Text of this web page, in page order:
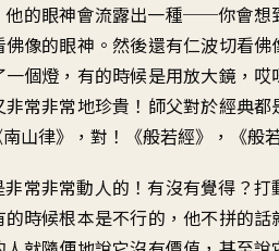
他的眼神會流露出一種──你會想
像的眼神 。然後還有仁波切看佛
一個燈 ， 有的時候是用放大鏡 ， 哎
非常非常地珍貴 ！ 師父對於經典都
山律》， 對！《般若經》，《般
非常非常動人的 ！ 有沒有覺得？打
的時候根本是不行的 ，他不拼的話